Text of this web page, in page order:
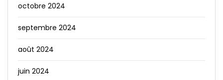
octobre 2024
septembre 2024
août 2024
juin 2024